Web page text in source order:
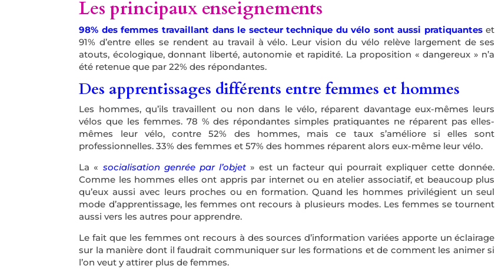
Les principaux enseignements
98% des femmes travaillant dans le secteur technique du vélo sont aussi pratiquanteset
91% d’entre elles se rendent au travail à vélo. Leur vision du vélo relève largement de ses
atouts, écologique, donnant liberté, autonomie et rapidité. La proposition « dangereux » n’a
été retenue que par 22% des répondantes.
Des apprentissages différents entre femmes et hommes
Les hommes, qu’ils travaillent ou non dans le vélo, réparent davantage eux-mêmes leurs
vélos que les femmes. 78 % des répondantes simples pratiquantes ne réparent pas elles-
mêmes leur vélo, contre 52% des hommes, mais ce taux s’améliore si elles sont
professionnelles. 33% des femmes et 57% des hommes réparent alors eux-même leur vélo.
La « socialisation genrée par l’objet» est un facteur qui pourrait expliquer cette donnée.
Comme les hommes elles ont appris par internet ou en atelier associatif, et beaucoup plus
qu’eux aussi avec leurs proches ou en formation. Quand les hommes privilégient un seul
mode d’apprentissage, les femmes ont recours à plusieurs modes. Les femmes se tournent
aussi vers les autres pour apprendre.
Le fait que les femmes ont recours à des sources d’information variées apporte un éclairage
sur la manière dont il faudrait communiquer sur les formations et de comment les animer si
l’on veut y attirer plus de femmes.